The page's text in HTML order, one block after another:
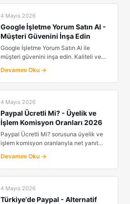
4 Mayıs 2026
Google İşletme Yorum Satın Al -
Müşteri Güvenini İnşa Edin
Google İşletme Yorum Satın Al ile
müşteri güvenini inşa edin. Kaliteli ve
Devamını Oku →
4 Mayıs 2026
Paypal Ücretli Mi? - Üyelik ve
İşlem Komisyon Oranları 2026
Paypal Ücretli Mi? sorusuna üyelik ve
işlem komisyon oranlarıyla net yanıt
Devamını Oku →
4 Mayıs 2026
Türkiye'de Paypal - Alternatif